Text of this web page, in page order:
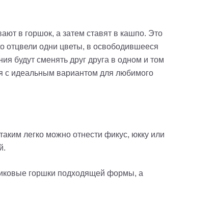
в горшок, а затем ставят в кашпо. Это
отцвели одни цветы, в освободившееся
будут сменять друг друга в одном и том
с идеальным вариантом для любимого
легко можно отнести фикус, юкку или
горшки подходящей формы, а